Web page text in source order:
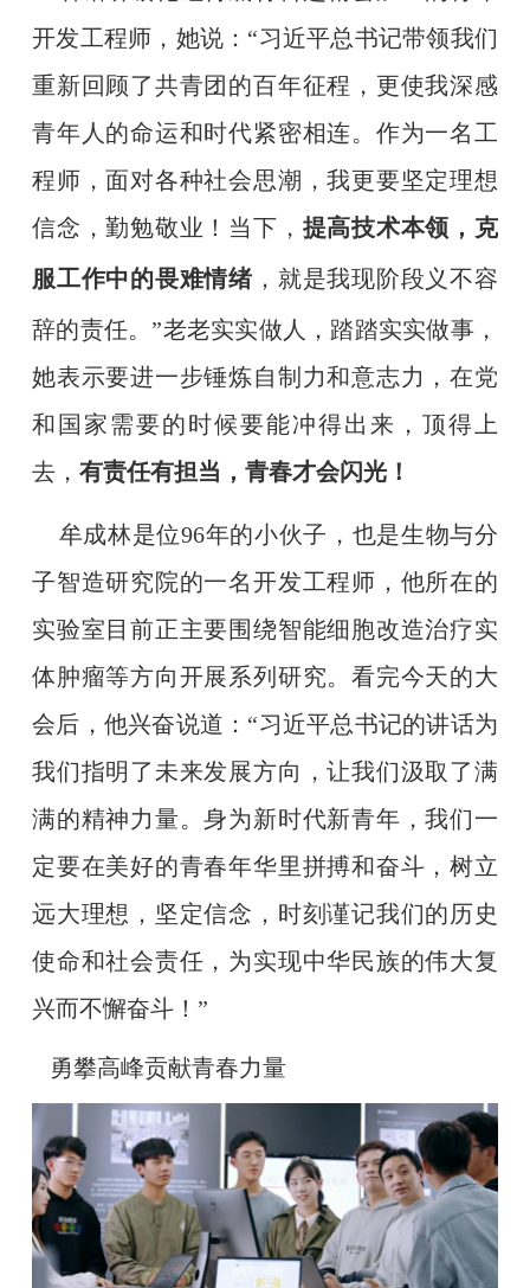
开发工程师，她说： “习近平总书记带领我们
重新回顾了共青团的百年征程，更使我深感
青年人的命运和时代紧密相连。作为一名工
程师，面对各种社会思潮，我更要坚定理想
信念，勤勉敬业！当下， 提高技术本领，克
服工作中的畏难情绪 ，就是我现阶段义不容
辞的责任。”老老实实做人，踏踏实实做事，
她表示要进一步锤炼自制力和意志力，在党
和国家需要的时候要能冲得出来，顶得上
去， 有责任有担当，青春才会闪光！
牟成林是位96年的小伙子，也是生物与分
子智造研究院的一名开发工程师，他所在的
实验室目前正主要围绕智能细胞改造治疗实
体肿瘤等方向开展系列研究。看完今天的大
会后，他兴奋说道：“习近平总书记的讲话为
我们指明了未来发展方向，让我们汲取了满
满的精神力量。身为新时代新青年，我们一
定要在美好的青春年华里拼搏和奋斗，树立
远大理想，坚定信念，时刻谨记我们的历史
使命和社会责任，为实现中华民族的伟大复
兴而不懈奋斗！”
勇攀高峰贡献青春力量